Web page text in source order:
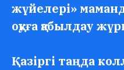
жүйелері»
оқуға қабылдау
Қазіргі таңда